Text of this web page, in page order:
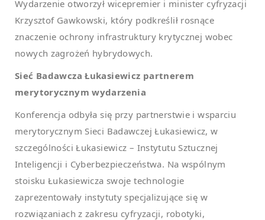
Wydarzenie otworzył wicepremier i minister cyfryzacji
Krzysztof Gawkowski, który podkreślił rosnące
znaczenie ochrony infrastruktury krytycznej wobec
nowych zagrożeń hybrydowych.
Sieć Badawcza Łukasiewicz partnerem
merytorycznym wydarzenia
Konferencja odbyła się przy partnerstwie i wsparciu
merytorycznym Sieci Badawczej Łukasiewicz, w
szczególności Łukasiewicz – Instytutu Sztucznej
Inteligencji i Cyberbezpieczeństwa. Na wspólnym
stoisku Łukasiewicza swoje technologie
zaprezentowały instytuty specjalizujące się w
rozwiązaniach z zakresu cyfryzacji, robotyki,